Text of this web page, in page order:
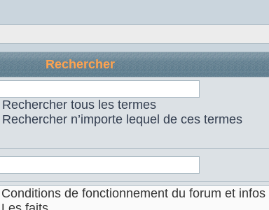
Rechercher
Rechercher tous les termes
Rechercher n’importe lequel de ces termes